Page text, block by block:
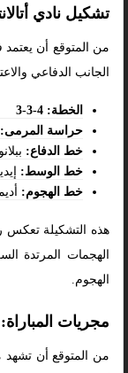
تشكيل نادي
من المتوقع أن يعتمد
الجانب الدفاعي
الخطة: 4-3-3
حراسة المرمى:
خط الدفاع:
خط الوسط:
خط الهجوم:
هذه التشكيلة تعكس
الهجمات المرتدة
الهجوم.
مجريات المباراة:
من المتوقع أن تشهد